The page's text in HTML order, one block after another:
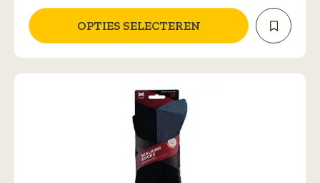
OPTIES SELECTEREN
kan
gekozen
worden
op